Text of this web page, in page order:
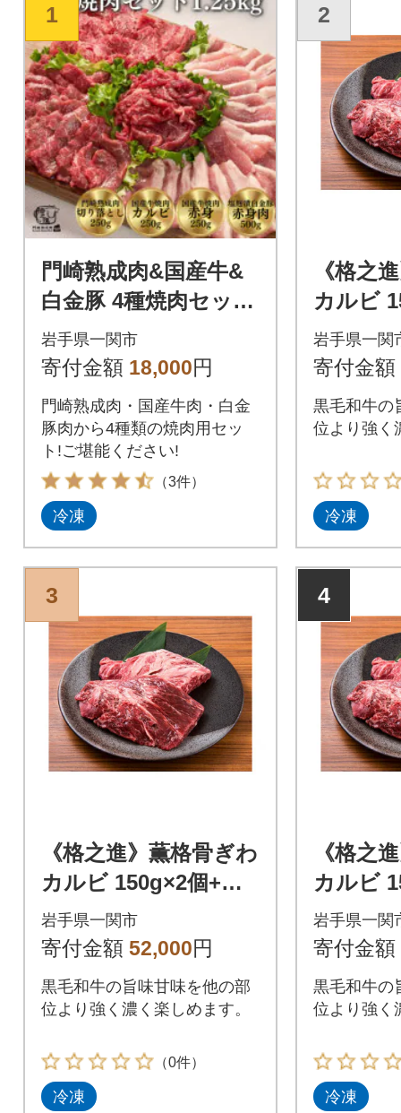
1
門崎熟成肉&国産牛&
白金豚 4種焼肉セット
1.25kg 冷凍 小分
け
岩手県一関市
寄付金額 18,000円
門崎熟成肉・国産牛肉・白金
豚肉から4種類の焼肉用セッ
ト!ご堪能ください!
（3件）
冷凍
2
《格之
カルビ
岩手県一関
寄付金額
黒毛和牛の
位より強く
冷凍
3
《格之進》薫格骨ぎわ
カルビ 150g×2個+牛
醤1本
岩手県一関市
寄付金額 52,000円
黒毛和牛の旨味甘味を他の部
位より強く濃く楽しめます。
（0件）
冷凍
4
《格之
カルビ
醤1本
岩手県一関
寄付金額
黒毛和牛の
位より強く
冷凍